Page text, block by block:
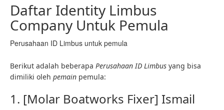
Daftar Identity Limbus
Company Untuk Pemula
Perusahaan ID Limbus untuk pemula
Berikut adalah beberapa Perusahaan ID Limbus yang bisa
dimiliki oleh pemain pemula:
1. [Molar Boatworks Fixer] Ismail